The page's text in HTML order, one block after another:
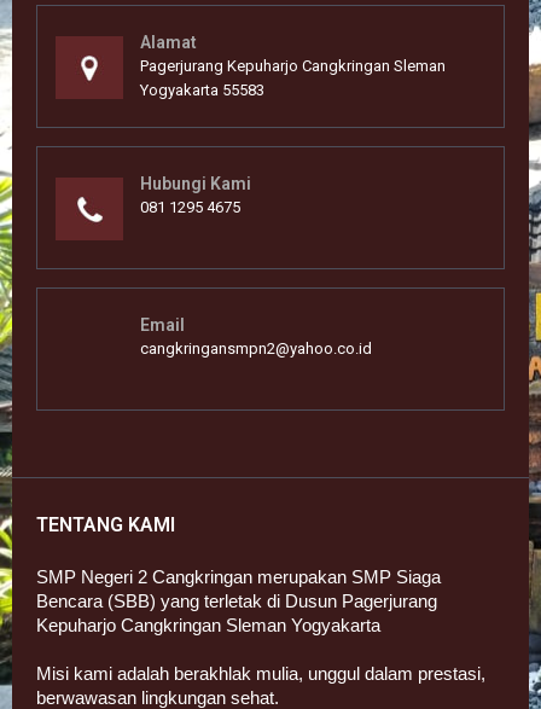
Alamat
Pagerjurang Kepuharjo Cangkringan Sleman
Yogyakarta 55583
Hubungi Kami
081 1295 4675
Email
cangkringansmpn2@yahoo.co.id
TENTANG KAMI
SMP Negeri 2 Cangkringan merupakan SMP Siaga
Bencara (SBB) yang terletak di Dusun Pagerjurang
Kepuharjo Cangkringan Sleman Yogyakarta
Misi kami adalah berakhlak mulia, unggul dalam prestasi,
berwawasan lingkungan sehat.